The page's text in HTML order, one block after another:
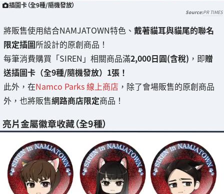
插圖卡（全9種/隨機發放）
PR TIMES
將販售使用結合NAMJATOWN特色、 戴著貓耳與貓尾的聯名
限定插圖所設計的原創商品！
每筆消費購買「SIREN」相關商品滿2,000日圓(含稅) ，即贈
送插圖卡（全9種/隨機發放）1張！
此外，在Namco Parks 線上商店 ，除了會場販售的原創商品
外，也將販售網路商店限定商品！
亮片金屬徽章收藏（全9種）